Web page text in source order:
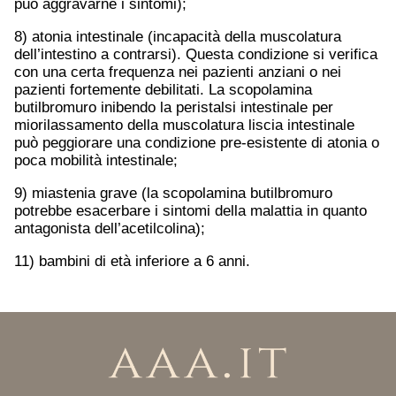
può aggravarne i sintomi);
8) atonia intestinale (incapacità della muscolatura
dell’intestino a contrarsi). Questa condizione si verifica
con una certa frequenza nei pazienti anziani o nei
pazienti fortemente debilitati. La scopolamina
butilbromuro inibendo la peristalsi intestinale per
miorilassamento della muscolatura liscia intestinale
può peggiorare una condizione pre-esistente di atonia o
poca mobilità intestinale;
9) miastenia grave (la scopolamina butilbromuro
potrebbe esacerbare i sintomi della malattia in quanto
antagonista dell’acetilcolina);
11) bambini di età inferiore a 6 anni.